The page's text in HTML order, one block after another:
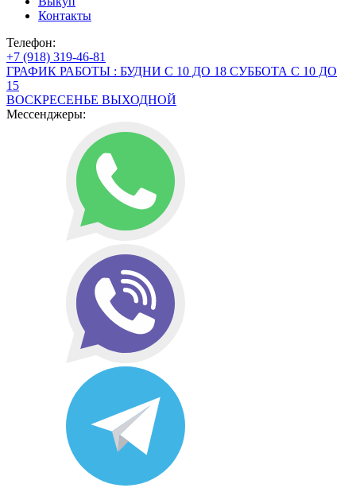
Контакты
Телефон:
+7 (918) 319-46-81
ГРАФИК РАБОТЫ : БУДНИ С 10 ДО 18 СУББОТА С 10 ДО
15
ВОСКРЕСЕНЬЕ ВЫХОДНОЙ
Мессенджеры: